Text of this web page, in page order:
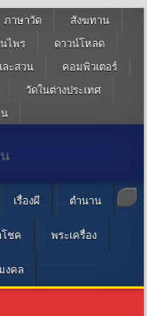
ภาษาวัด
สังฆทาน
ไพร
ดาวน์โหลด
ะสวน
คอมพิวเตอร์
วัดในต่างประเทศ
เรื่องผี ตำนาน
ชค พระเครื่อง
งคล